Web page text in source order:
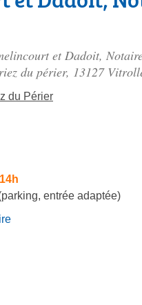
et Dadoit,
du périer, 13127
du Périer
entrée adaptée)